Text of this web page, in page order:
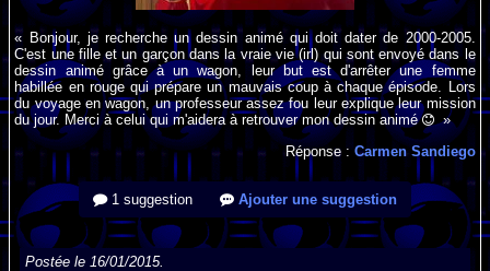
« Bonjour, je recherche un dessin animé qui doit dater de 2000-2005.
C'est une fille et un garçon dans la vraie vie (irl) qui sont envoyé dans le
dessin animé grâce à un wagon, leur but est d'arrêter une femme
habillée en rouge qui prépare un mauvais coup à chaque épisode. Lors
du voyage en wagon, un professeur assez fou leur explique leur mission
du jour. Merci à celui qui m'aidera à retrouver mon dessin animé
»
Réponse :Carmen Sandiego
1 suggestion Ajouter une suggestion
Postée le 16/01/2015.